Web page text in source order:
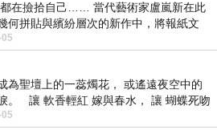
在撿拾自己…… 當代藝術家盧嵐新在此
何拼貼與繽紛層次的新作中，將報紙文
剪紙與明亮顏料層層
為聖壇上的一蕊燭花， 或遙遠夜空中的
。 讓 軟香輕紅 嫁與春水， 讓 蝴蝶死吻
一瓣玫瑰， 讓